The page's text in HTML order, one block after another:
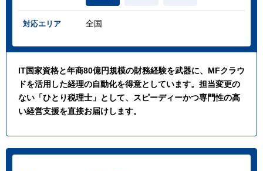
対応エリア 全国
IT国家資格と年商80億円規模の財務経験を武器に、MFクラウ
ドを活用した経理の自動化を得意としています。担当変更の
ない「ひとり税理士」として、スピーディーかつ専門性の高
い経営支援を直接お届けします。